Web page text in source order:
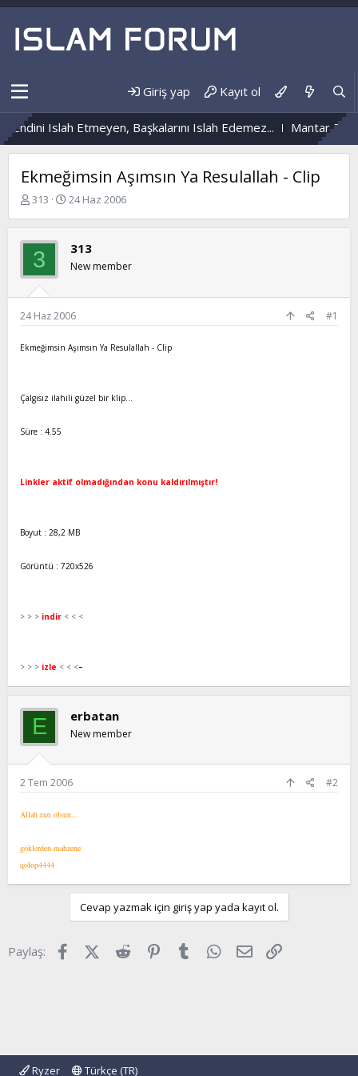
Giriş yap Kayıt ol
Islah Etmeyen, Başkalarını Islah Edemez... Mantar
Ekmeğimsin Aşımsın Ya Resulallah - Clip
K
b
u
y
u
b
a
l
n
313
B
a
n
ı
ç
a
i
24 Haz 2006
3 313
New member
24 Haz 2006 #1
Ekmeğimsin Aşımsın Ya Resulallah - Clip
Çalgısız ilahili güzel bir klip...
Süre : 4.55
Linkler aktif olmadığından konu kaldırılmıştır!
Boyut : 28,2 MB
Görüntü : 720x526
> > > indir < < <
> > > izle < < <-
E erbatan
New member
2 Tem 2006 #2
Allah razı olsun...
göklerden mahzene
qolop4444
Cevap yazmak için giriş yap yada kayıt ol.
Paylaş: FacebookX (Twitter)
Reddit Pinterest
Tumblr WhatsApp
E-posta
Ryzer Türkçe (TR)